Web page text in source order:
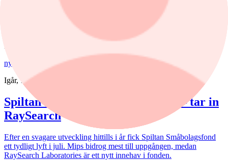
stigande omsättning och förbättrade marginaler. Enligt förvaltarna
Joakim Agerback och Shayan Heidari går nu försvarssektorn in i en
Fonder
nyheter
Spiltan Småbolagsfond
Igår, 14:51
Spiltan Småbolagsfond lyfte i juli – tar in
RaySearch
Efter en svagare utveckling hittills i år fick Spiltan Småbolagsfond
ett tydligt lyft i juli. Mips bidrog mest till uppgången, medan
RaySearch Laboratories är ett nytt innehav i fonden.